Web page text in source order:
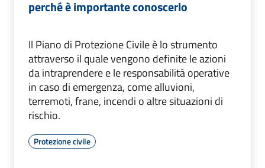
perché è importante conoscerlo
Il Piano di Protezione Civile è lo strumento
attraverso il quale vengono definite le azioni
da intraprendere e le responsabilità operative
in caso di emergenza, come alluvioni,
terremoti, frane, incendi o altre situazioni di
rischio.
Protezione civile